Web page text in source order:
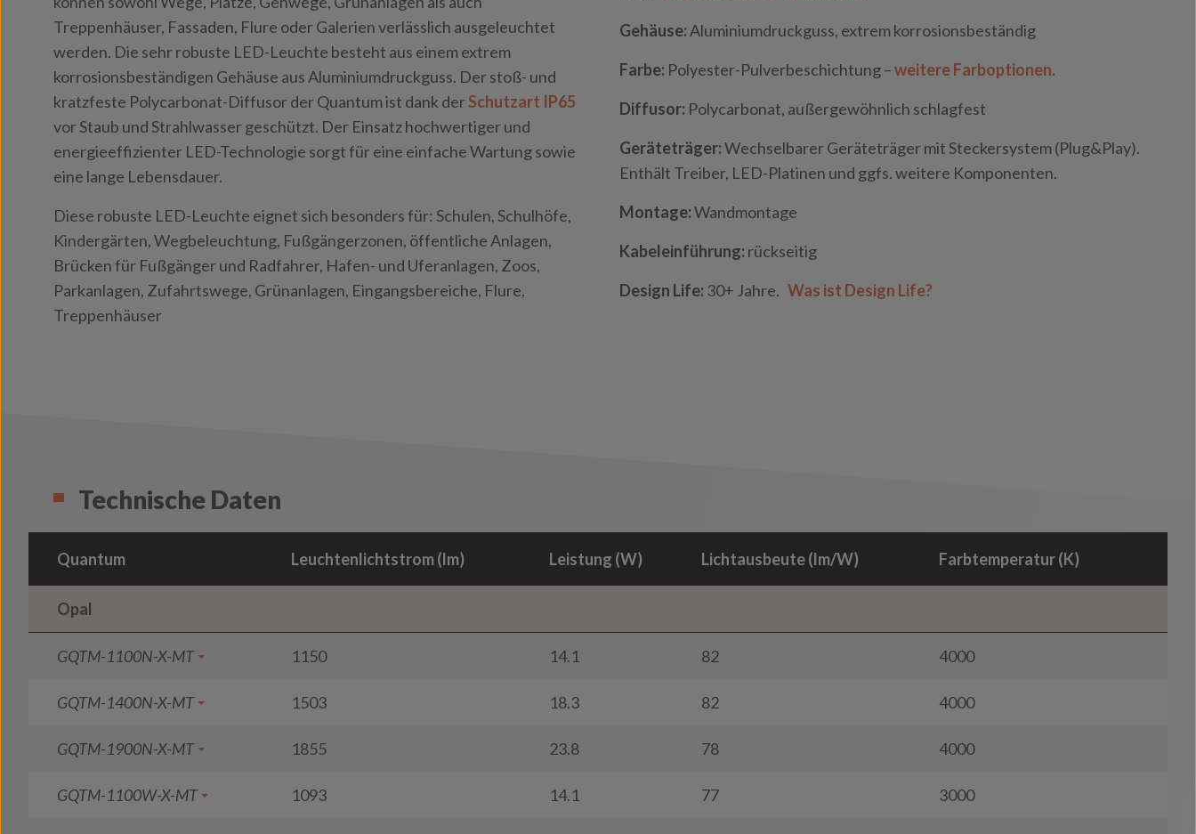
Treppenhäuser, Fassaden, Flure oder Galerien verlässlich ausgeleuchtet
werden. Die sehr robuste LED-Leuchte besteht aus einem extrem
korrosionsbeständigen Gehäuse aus Aluminiumdruckguss. Der stoß- und
kratzfeste Polycarbonat-Diffusor der Quantum ist dank derSchutzart IP65
vor Staub und Strahlwasser geschützt. Der Einsatz hochwertiger und
energieeffizienter LED-Technologie sorgt für eine einfache Wartung sowie
eine lange Lebensdauer.
Diese robuste LED-Leuchte eignet sich besonders für: Schulen, Schulhöfe,
Kindergärten, Wegbeleuchtung, Fußgängerzonen, öffentliche Anlagen,
Brücken für Fußgänger und Radfahrer, Hafen- und Uferanlagen, Zoos,
Parkanlagen, Zufahrtswege, Grünanlagen, Eingangsbereiche, Flure,
Treppenhäuser
Gehäuse: Aluminiumdruckguss, extrem korrosionsbeständig
Farbe: Polyester-Pulverbeschichtung –weitere Farboptionen.
Diffusor: Polycarbonat, außergewöhnlich schlagfest
Geräteträger:Wechselbarer Geräteträger mit Steckersystem (Plug&Play).
Enthält Treiber, LED-Platinen und ggfs. weitere Komponenten.
Montage:Wandmontage
Kabeleinführung: rückseitig
Design Life: 30+ Jahre. Was ist Design Life?
Technische Daten
Quantum Leuchtenlichtstrom (lm) Leistung (W) Lichtausbeute (lm/W) Farbtemperatur (K)
Opal
GQTM-1100N-X-MT 1150 14.1 82 4000
GQTM-1400N-X-MT 1503 18.3 82 4000
GQTM-1900N-X-MT 1855 23.8 78 4000
GQTM-1100W-X-MT 1093 14.1 77 3000